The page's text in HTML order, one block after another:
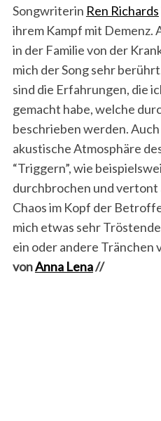
Songwriterin Ren Richards
ihrem Kampf mit Demenz.
in der Familie von der
mich der Song sehr
sind die Erfahrungen, die
gemacht habe, welche
beschrieben werden.
akustische Atmosphäre
“Triggern”, wie
durchbrochen und vertont
Chaos im Kopf der
mich etwas sehr
ein oder andere Tränchen
vonAnna Lena//